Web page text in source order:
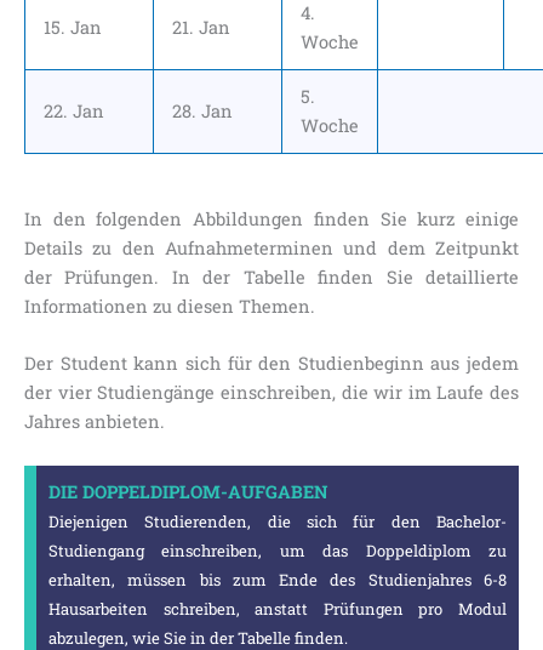
15. Jan
21. Jan
4.
Woche
22. Jan 28. Jan
5.
Woche
In den folgenden Abbildungen finden Sie kurz einige
Details zu den Aufnahmeterminen und dem Zeitpunkt
der Prüfungen. In der Tabelle finden Sie detaillierte
Informationen zu diesen Themen.
Der Student kann sich für den Studienbeginn aus jedem
der vier Studiengänge einschreiben, die wir im Laufe des
Jahres anbieten.
DIE DOPPELDIPLOM-AUFGABEN
Diejenigen Studierenden, die sich für den Bachelor-
Studiengang einschreiben, um das Doppeldiplom zu
erhalten, müssen bis zum Ende des Studienjahres 6-8
Hausarbeiten schreiben, anstatt Prüfungen pro Modul
abzulegen, wie Sie in der Tabelle finden.